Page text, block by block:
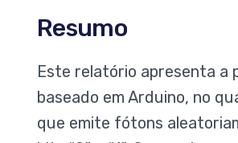
Resumo
Este relatório apresenta a
baseado em Arduino, no
que emite fótons